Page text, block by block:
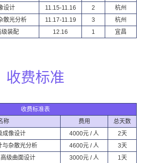
设计
11.15-11.16 2
杭州
散光分析
11.17-11.19 3
杭州
级装配
12.16 1 宜昌
收费标准
收费标准表
称
费用
总天数
成像设计
4000元 / 人
2天
与杂散光分析
4600元 / 人
3天
级曲面设计
3000元 / 人
1天